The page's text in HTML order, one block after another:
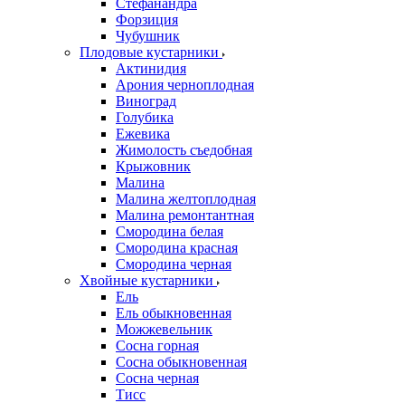
Стефанандра
Форзиция
Чубушник
Плодовые кустарники
Актинидия
Арония черноплодная
Виноград
Голубика
Ежевика
Жимолость съедобная
Крыжовник
Малина
Малина желтоплодная
Малина ремонтантная
Смородина белая
Смородина красная
Смородина черная
Хвойные кустарники
Ель
Ель обыкновенная
Можжевельник
Сосна горная
Сосна обыкновенная
Сосна черная
Тисс